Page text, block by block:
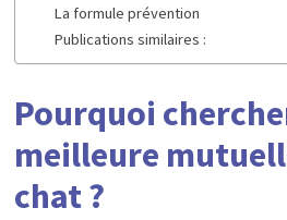
La formule prévention
Publications similaires :
Pourquoi
meilleure
chat ?